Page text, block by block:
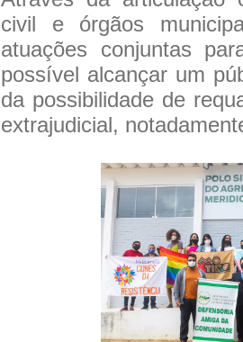
civil e órgãos
atuações conjuntas
possível alcançar um
da possibilidade de
extrajudicial,